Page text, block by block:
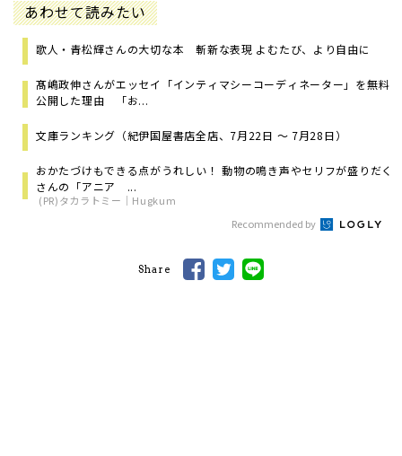
あわせて読みたい
歌人・青松輝さんの大切な本 斬新な表現 よむたび、より自由に
髙嶋政伸さんがエッセイ「インティマシーコーディネーター」を無料
公開した理由 「お...
文庫ランキング（紀伊国屋書店全店、7月22日 ～ 7月28日）
おかたづけもできる点がうれしい！ 動物の鳴き声やセリフが盛りだく
さんの「アニア ...
(PR)タカラトミー｜Hugkum
Recommended by
Share